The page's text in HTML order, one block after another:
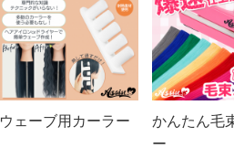
ウェーブ用カーラー
かんたん毛
ー